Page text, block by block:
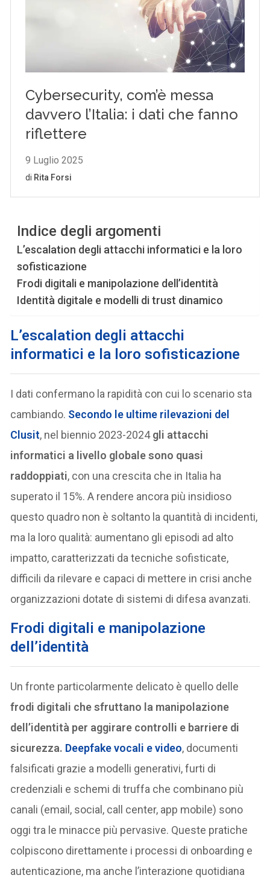
Indice degli argomenti
L’escalation degli attacchi informatici e la loro
sofisticazione
Frodi digitali e manipolazione dell’identità
Identità digitale e modelli di trust dinamico
L’escalation degli attacchi
informatici e la loro sofisticazione
I dati confermano la rapidità con cui lo scenario sta
cambiando. Secondo le ultime rilevazioni del
Clusit, nel biennio 2023-2024gli attacchi
informatici a livello globale sono quasi
raddoppiati, con una crescita che in Italia ha
superato il 15%. A rendere ancora più insidioso
questo quadro non è soltanto la quantità di incidenti,
ma la loro qualità: aumentano gli episodi ad alto
impatto, caratterizzati da tecniche sofisticate,
difficili da rilevare e capaci di mettere in crisi anche
organizzazioni dotate di sistemi di difesa avanzati.
Frodi digitali e manipolazione
dell’identità
Un fronte particolarmente delicato è quello delle
frodi digitali che sfruttano la manipolazione
dell’identità per aggirare controlli e barriere di
sicurezza. Deepfake vocali e video, documenti
falsificati grazie a modelli generativi, furti di
credenziali e schemi di truffa che combinano più
canali (email, social, call center, app mobile) sono
oggi tra le minacce più pervasive. Queste pratiche
colpiscono direttamente i processi di onboarding e
autenticazione, ma anche l’interazione quotidiana